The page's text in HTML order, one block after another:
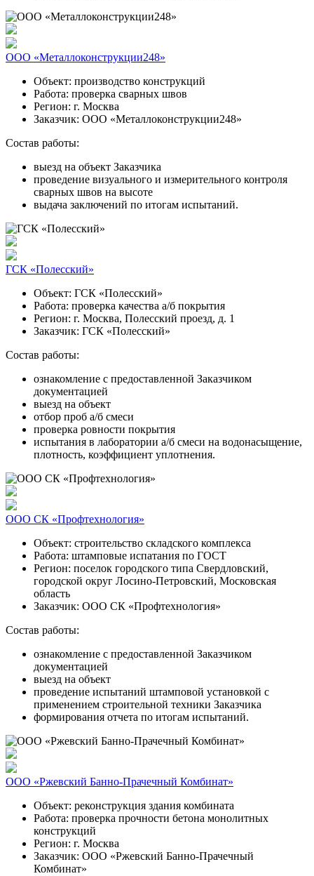
ООО «Металлоконструкции248»
Объект: производство конструкций
Работа: проверка сварных швов
Регион: г. Москва
Заказчик: ООО «Металлоконструкции248»
Состав работы:
выезд на объект Заказчика
проведение визуального и измерительного контроля
сварных швов на высоте
выдача заключений по итогам испытаний.
ГСК «Полесский»
Объект: ГСК «Полесский»
Работа: проверка качества а/б покрытия
Регион: г. Москва, Полесский проезд, д. 1
Заказчик: ГСК «Полесский»
Состав работы:
ознакомление с предоставленной Заказчиком
документацией
выезд на объект
отбор проб а/б смеси
проверка ровности покрытия
испытания в лаборатории а/б смеси на водонасыщение,
плотность, коэффициент уплотнения.
ООО СК «Профтехнология»
Объект: строительство складского комплекса
Работа: штамповые испатания по ГОСТ
Регион: поселок городского типа Свердловский,
городской округ Лосино-Петровский, Московская
область
Заказчик: ООО СК «Профтехнология»
Состав работы:
ознакомление с предоставленной Заказчиком
документацией
выезд на объект
проведение испытаний штамповой установкой с
применением строительной техники Заказчика
формирования отчета по итогам испытаний.
ООО «Ржевский Банно-Прачечный Комбинат»
Объект: реконструкция здания комбината
Работа: проверка прочности бетона монолитных
конструкций
Регион: г. Москва
Заказчик: ООО «Ржевский Банно-Прачечный
Комбинат»